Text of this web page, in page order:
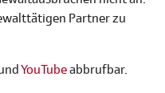
Partner zu
YouTubeabbrufbar.